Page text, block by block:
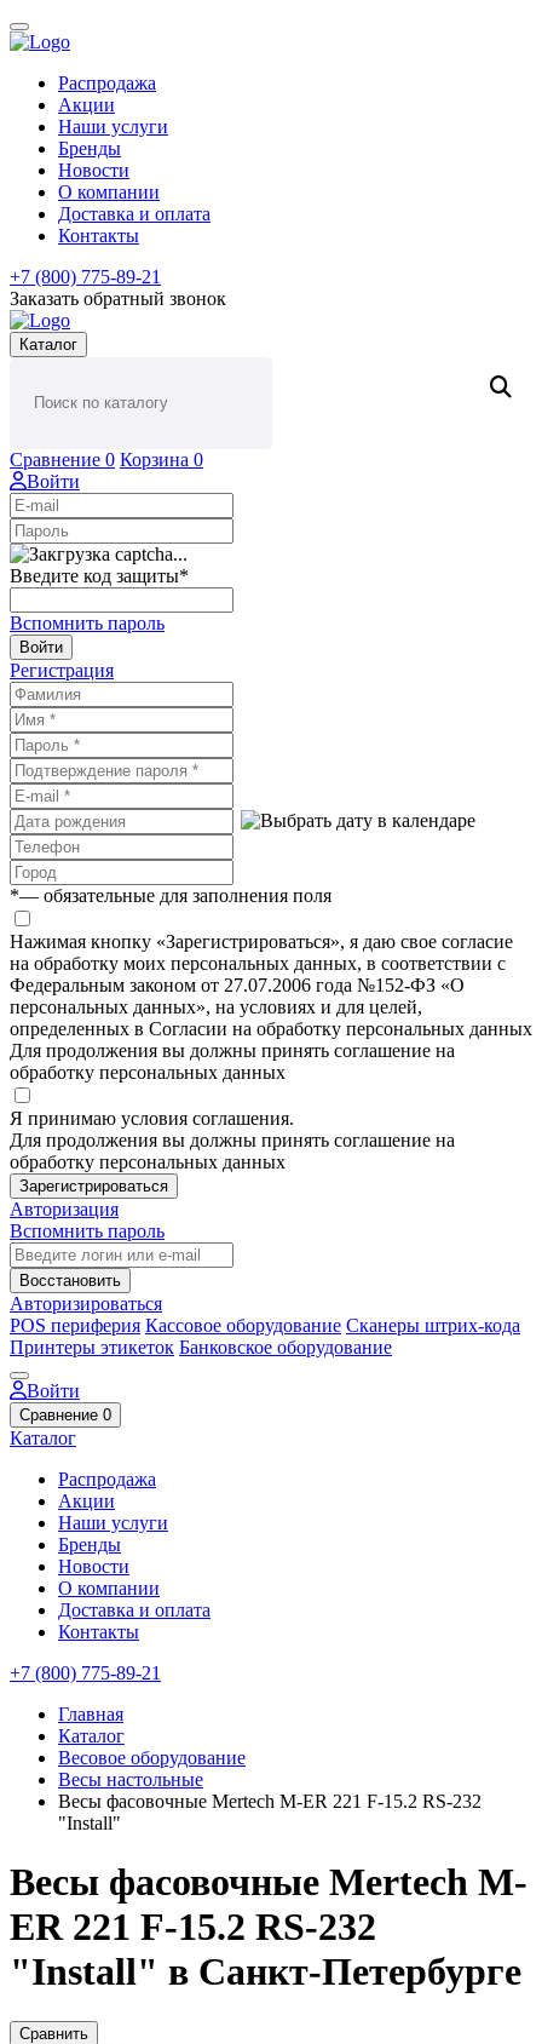
Распродажа
Акции
Наши услуги
Бренды
Новости
О компании
Доставка и оплата
Контакты
+7 (800) 775-89-21
Заказать обратный звонок
Каталог
Сравнение 0 Корзина 0
Войти
Введите код защиты*
Вспомнить пароль
Войти
Регистрация
*— обязательные для заполнения поля
Нажимая кнопку «Зарегистрироваться», я даю свое согласие
на обработку моих персональных данных, в соответствии с
Федеральным законом от 27.07.2006 года №152-ФЗ «О
персональных данных», на условиях и для целей,
определенных в Согласии на обработку персональных данных
Для продолжения вы должны принять соглашение на
обработку персональных данных
Я принимаю условия соглашения.
Для продолжения вы должны принять соглашение на
обработку персональных данных
Зарегистрироваться
Авторизация
Вспомнить пароль
Восстановить
Авторизироваться
POS периферия Кассовое оборудование Сканеры штрих-кода
Принтеры этикеток Банковское оборудование
Войти
Сравнение 0
Каталог
Распродажа
Акции
Наши услуги
Бренды
Новости
О компании
Доставка и оплата
Контакты
+7 (800) 775-89-21
Главная
Каталог
Весовое оборудование
Весы настольные
Весы фасовочные Mertech M-ER 221 F-15.2 RS-232
"Install"
Весы фасовочные Mertech M-
ER 221 F-15.2 RS-232
"Install" в Санкт-Петербурге
Сравнить